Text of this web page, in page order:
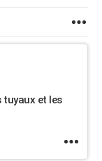
tuyaux et les